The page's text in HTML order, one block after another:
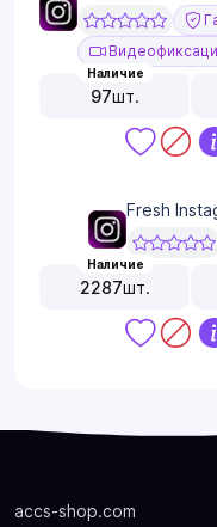
Наличие
97шт.
Fresh
Наличие
2287шт.
accs-shop.com